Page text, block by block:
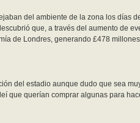
del ambiente de la zona los días
que, a través del aumento de
de Londres, generando £478
del estadio aunque dudo que sea
que querían comprar algunas para